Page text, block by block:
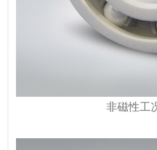
非磁性工